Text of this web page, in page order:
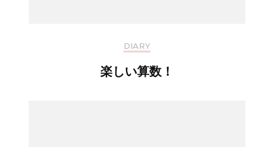
DIARY
楽しい算数！